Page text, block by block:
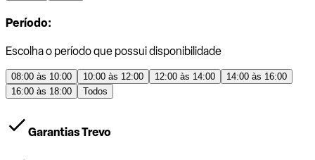
Período:
Escolha o período que possui disponibilidade
08:00 às 10:00 10:00 às 12:00 12:00 às 14:00
14:00 às 16:00
16:00 às 18:00
Todos
Garantias Trevo